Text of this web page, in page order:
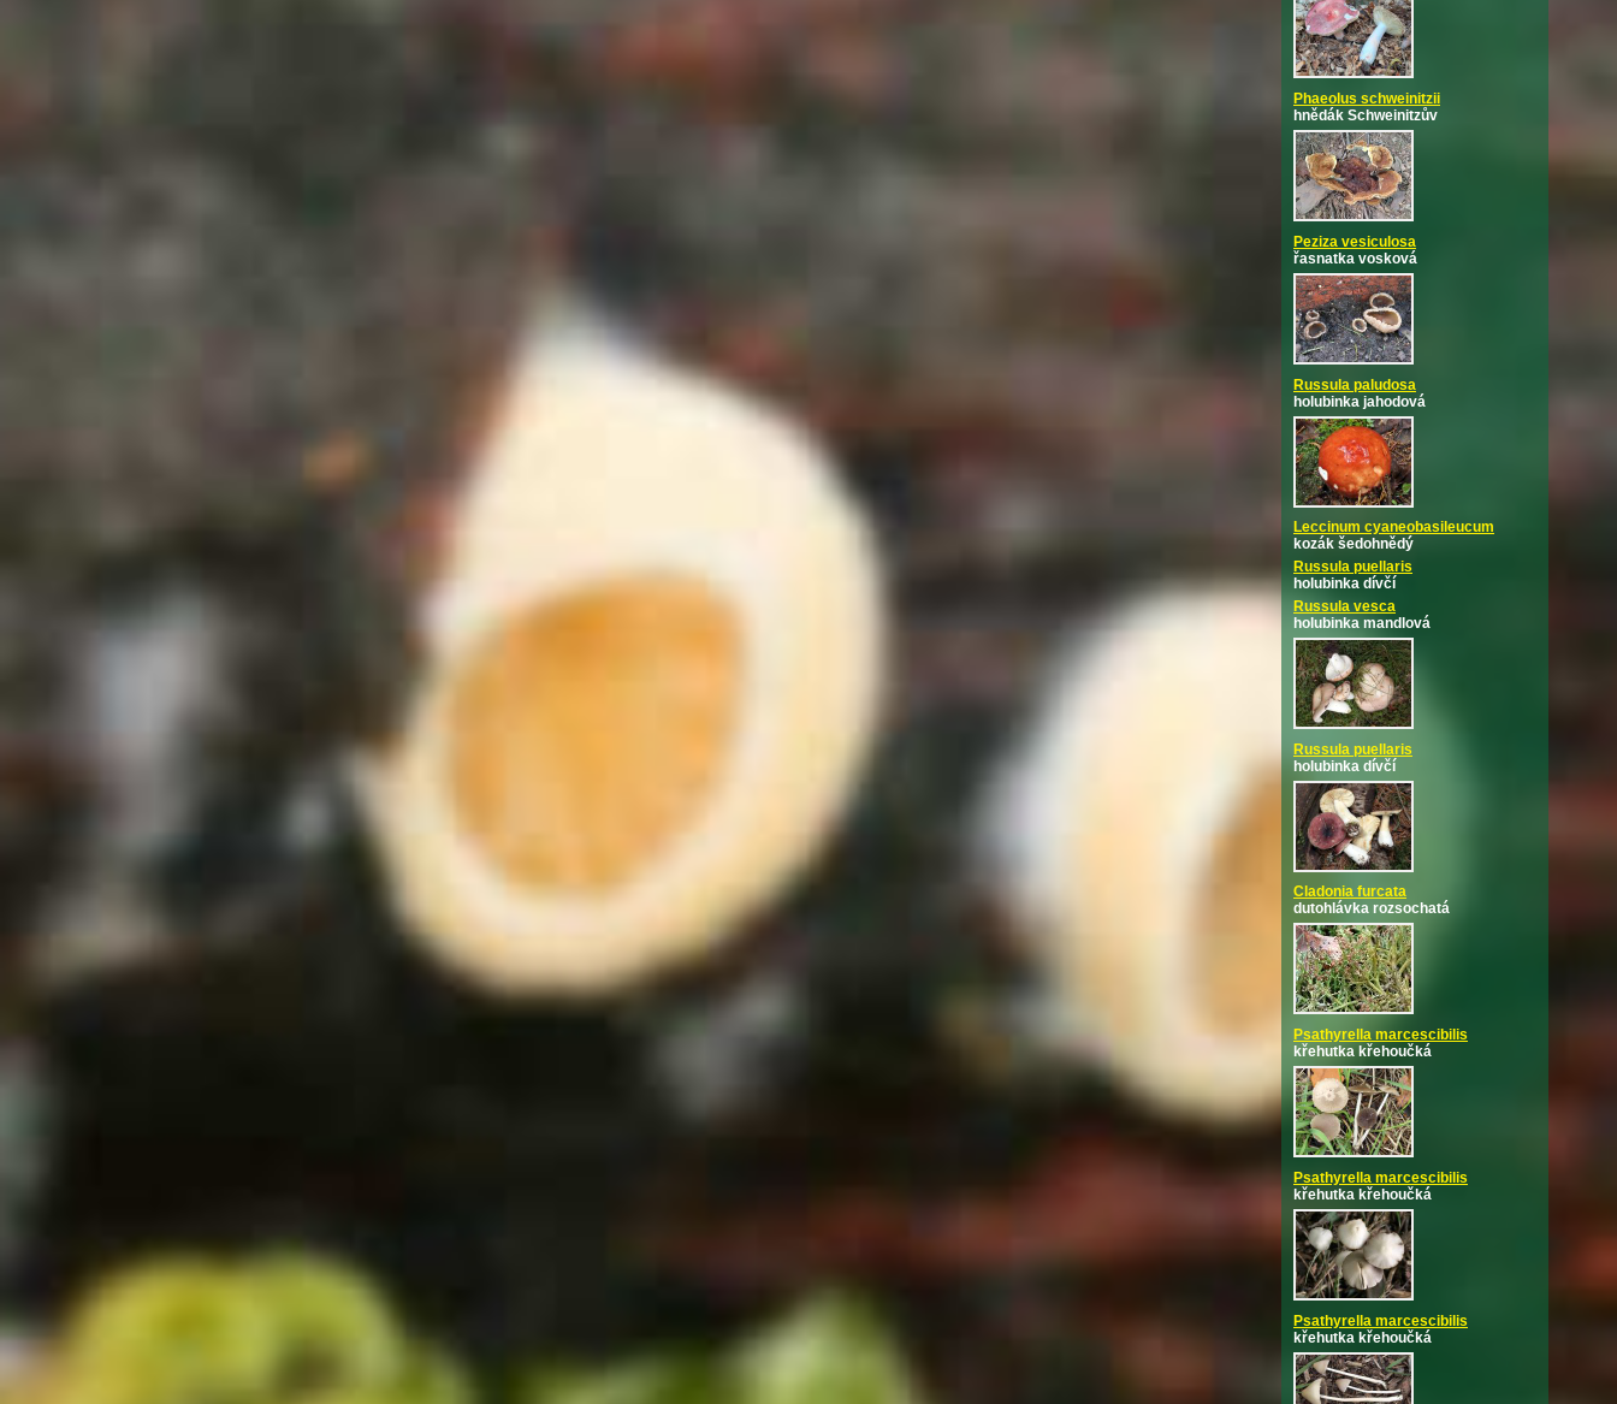
Phaeolus schweinitzii
hnědák Schweinitzův
Peziza vesiculosa
řasnatka vosková
Russula paludosa
holubinka jahodová
Leccinum cyaneobasileucum
kozák šedohnědý
Russula puellaris
holubinka dívčí
Russula vesca
holubinka mandlová
Russula puellaris
holubinka dívčí
Cladonia furcata
dutohlávka rozsochatá
Psathyrella marcescibilis
křehutka křehoučká
Psathyrella marcescibilis
křehutka křehoučká
Psathyrella marcescibilis
křehutka křehoučká